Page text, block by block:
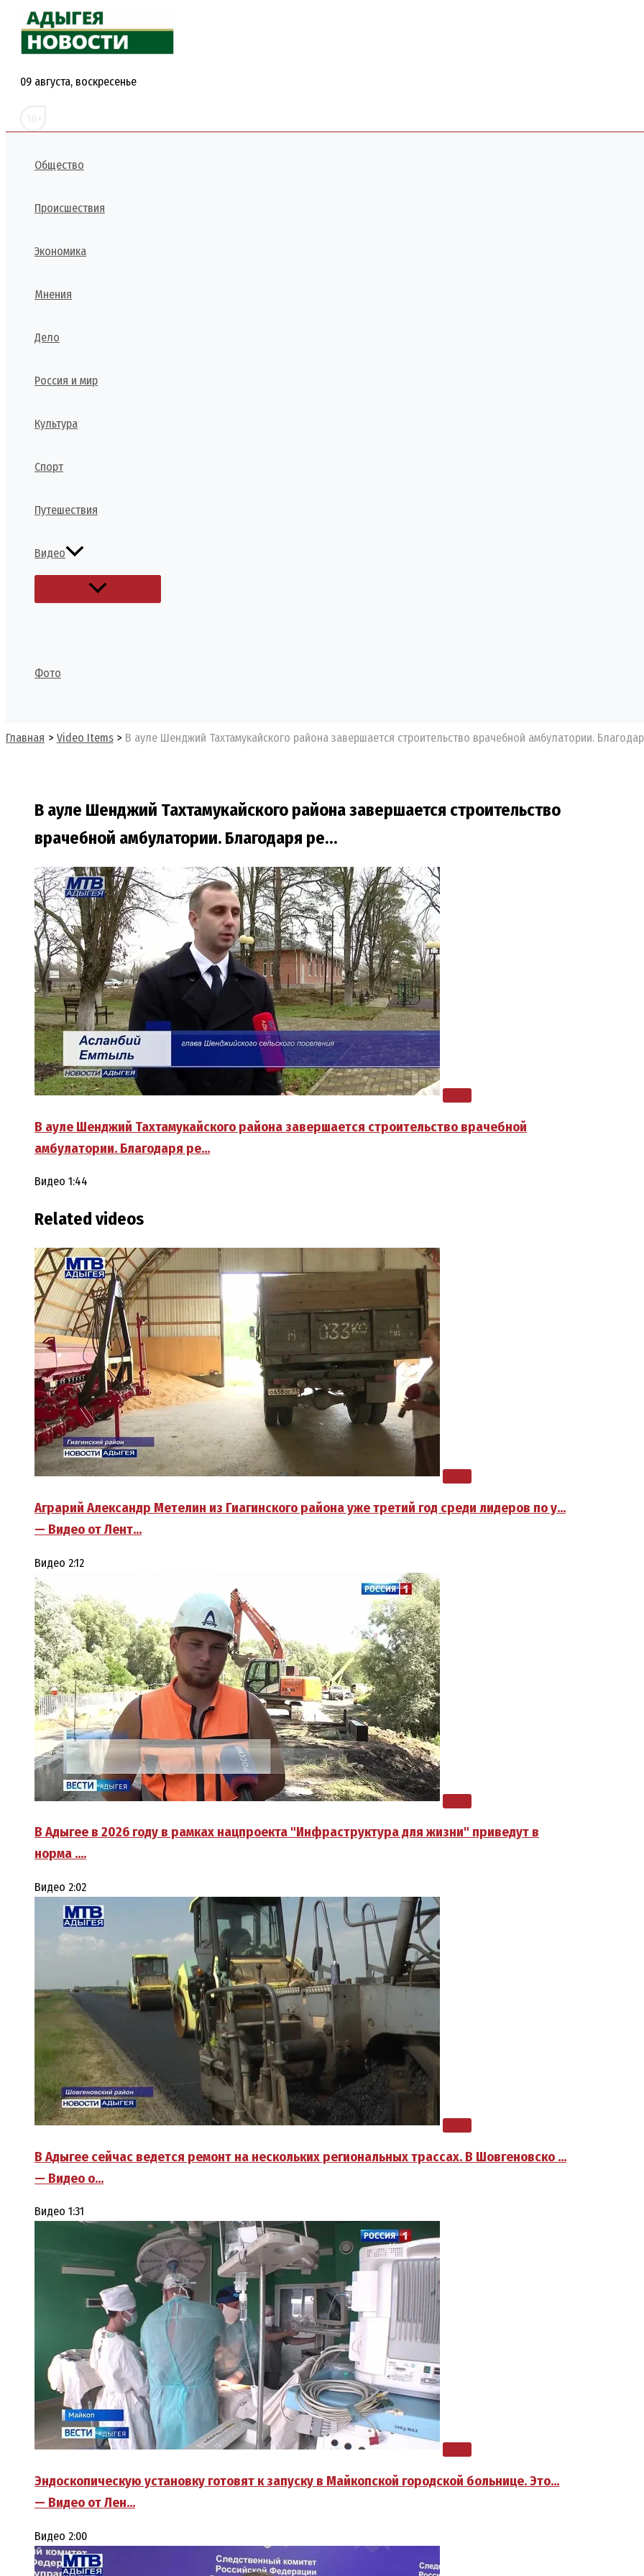
Перейти
содержимому
09 августа, воскресенье
Общество
Происшествия
Экономика
Мнения
Дело
Россия и мир
Культура
Спорт
Путешествия
Видео
Фото
Главная Video Items В ауле Шенджий Тахтамукайского района завершается строительство врачебной амбулатории.
В ауле Шенджий Тахтамукайского района завершается строительство
врачебной амбулатории. Благодаря ре…
В ауле Шенджий Тахтамукайского района завершается строительство врачебной
амбулатории. Благодаря ре…
Видео 1:44
Related videos
Аграрий Александр Метелин из Гиагинского района уже третий год среди лидеров по у…
— Видео от Лент…
Видео 2:12
В Адыгее в 2026 году в рамках нацпроекта "Инфраструктура для жизни" приведут в
норма ….
Видео 2:02
В Адыгее сейчас ведется ремонт на нескольких региональных трассах. В Шовгеновско …
— Видео о…
Видео 1:31
Эндоскопическую установку готовят к запуску в Майкопской городской больнице. Это…
— Видео от Лен…
Видео 2:00